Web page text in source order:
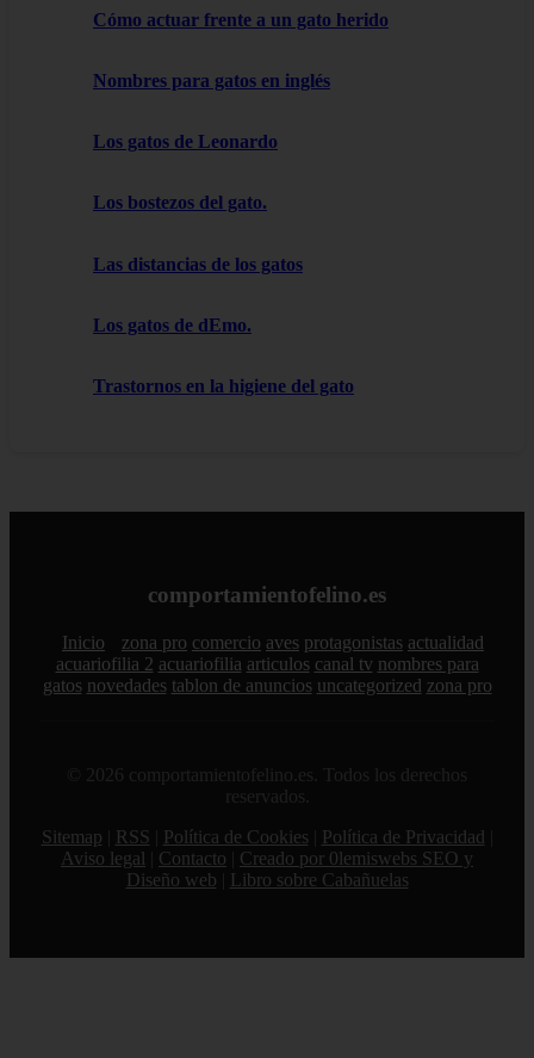
Cómo actuar frente a un gato herido
Nombres para gatos en inglés
Los gatos de Leonardo
Los bostezos del gato.
Las distancias de los gatos
Los gatos de dEmo.
Trastornos en la higiene del gato
comportamientofelino.es
Inicio zona pro comercio aves protagonistas actualidad
acuariofilia 2 acuariofilia articulos canal tv nombres para
gatos novedades tablon de anuncios uncategorized zona pro
© 2026 comportamientofelino.es. Todos los derechos
reservados.
Sitemap
RSS Política de Cookies Política de Privacidad
Aviso legal
Contacto
Creado por 0lemiswebs SEO y
Diseño web
Libro sobre Cabañuelas